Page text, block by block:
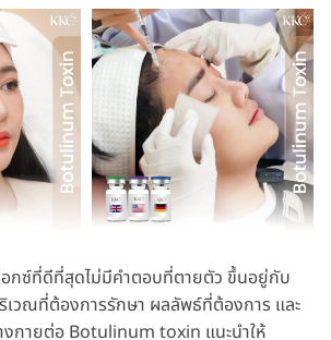
อกซ์ที่ดีที่สุดไม่มีคำตอบที่ตายตัว ขึ้นอยู่กับ
วณที่ต้องการรักษา ผลลัพธ์ที่ต้องการ และ
กายต่อ Botulinum toxin แนะนำให้